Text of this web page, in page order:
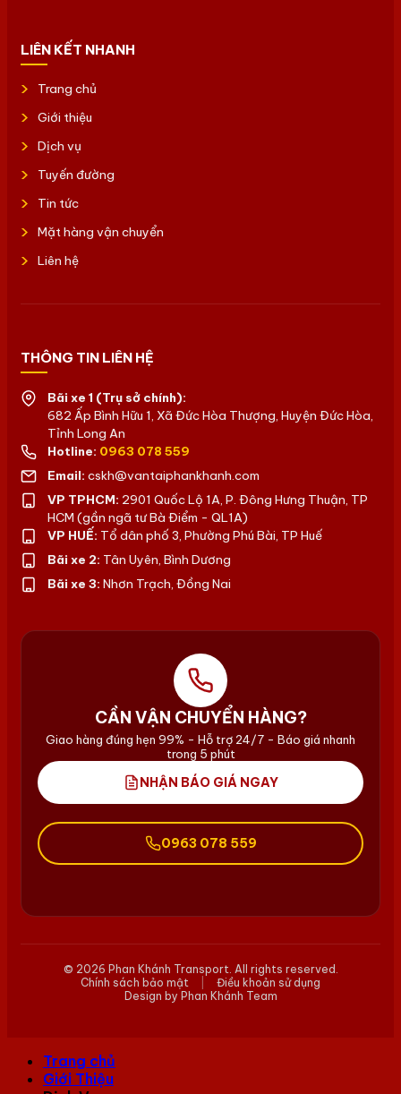
LIÊN KẾT NHANH
Trang chủ
Giới thiệu
Dịch vụ
Tuyến đường
Tin tức
Mặt hàng vận chuyển
Liên hệ
THÔNG TIN LIÊN HỆ
Bãi xe 1 (Trụ sở chính):
682 Ấp Bình Hữu 1, Xã Đức Hòa Thượng, Huyện Đức Hòa,
Tỉnh Long An
Hotline: 0963 078 559
Email: cskh@vantaiphankhanh.com
VP TPHCM: 2901 Quốc Lộ 1A, P. Đông Hưng Thuận, TP
HCM (gần ngã tư Bà Điểm - QL1A)
VP HUẾ: Tổ dân phố 3, Phường Phú Bài, TP Huế
Bãi xe 2: Tân Uyên, Bình Dương
Bãi xe 3: Nhơn Trạch, Đồng Nai
CẦN VẬN CHUYỂN HÀNG?
Giao hàng đúng hẹn 99% - Hỗ trợ 24/7 - Báo giá nhanh
trong 5 phút
NHẬN BÁO GIÁ NGAY
0963 078 559
© 2026 Phan Khánh Transport. All rights reserved.
Chính sách bảo mật
Điều khoản sử dụng
Design by Phan Khánh Team
Trang chủ
Giới Thiệu